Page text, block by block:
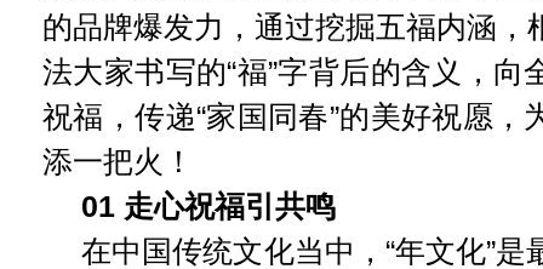
的品牌爆发力，通过挖掘五福内涵，
法大家书写的“福”字背后的含义，向
祝福，传递“家国同春”的美好祝愿，
添一把火！
01 走心祝福引共鸣
在中国传统文化当中，“年文化”是